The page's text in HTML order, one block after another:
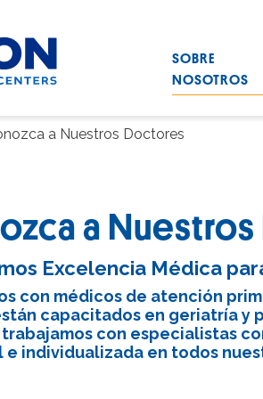
home link
SOBRE
NOSOTROS
a Nuestros Doctores
a
Excelencia Médica
con médicos de atención
capacitados en geriatría y
trabajamos con especialistas
e individualizada en todos